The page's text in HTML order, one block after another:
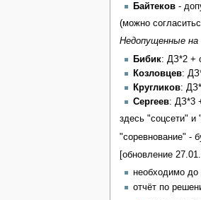
Байтеков-
(можно
Недопущенные на
Бибик: ДЗ*2 +
Козловцев:
Кругликов:
Сергеев: ДЗ*3
здесь "соцсети" и
"соревнование" -
[обновление
необходимо до
отчёт по